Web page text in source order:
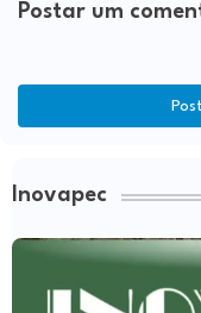
Postar um
Inovapec